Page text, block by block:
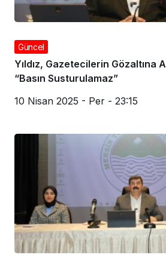
Güncel
Yıldız, Gazetecilerin Gözaltına
“Basın Susturulamaz”
10 Nisan 2025 - Per - 23:15